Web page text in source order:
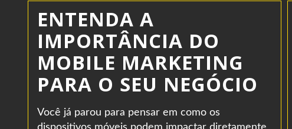
ENTENDA A
IMPORTÂNCIA DO
MOBILE MARKETING
PARA O SEU NEGÓCIO
Você já parou para pensar em como os